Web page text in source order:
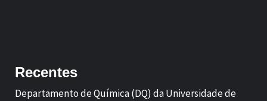
Recentes
Departamento de Química (DQ) da Universidade de